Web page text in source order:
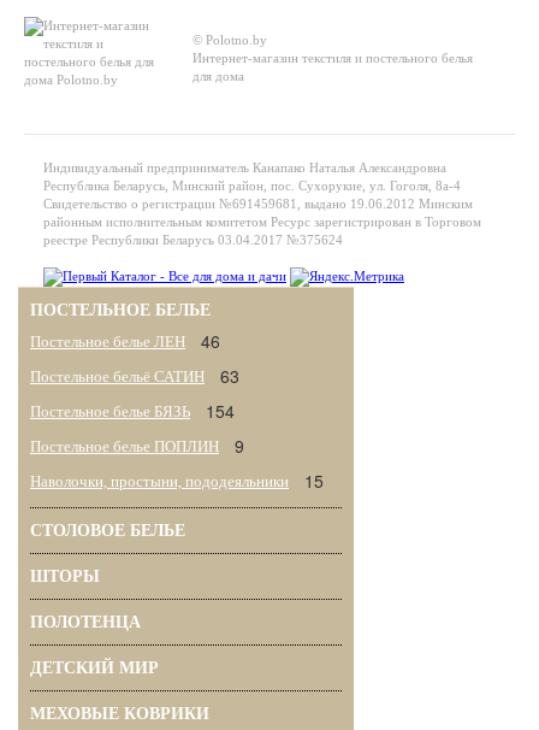
© Polotno.by
Интернет-магазин текстиля и постельного белья
для дома
Индивидуальный предприниматель Канапако Наталья Александровна
Республика Беларусь, Минский район, пос. Сухорукие, ул. Гоголя, 8а-4
Свидетельство о регистрации №691459681, выдано 19.06.2012 Минским
районным исполнительным комитетом Ресурс зарегистрирован в Торговом
реестре Республики Беларусь 03.04.2017 №375624
ПОСТЕЛЬНОЕ БЕЛЬЕ
Постельное белье ЛЕН
46
Постельное бельё САТИН 63
Постельное белье БЯЗЬ 154
Постельное белье ПОПЛИН 9
Наволочки, простыни, пододеяльники 15
СТОЛОВОЕ БЕЛЬЕ
ШТОРЫ
ПОЛОТЕНЦА
ДЕТСКИЙ МИР
МЕХОВЫЕ КОВРИКИ